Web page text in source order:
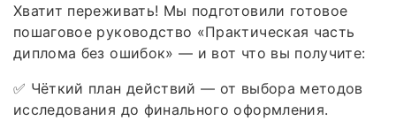
Хватит переживать! Мы подготовили готовое
пошаговое руководство «Практическая часть
диплома без ошибок» — и вот что вы получите:
✅ Чёткий план действий — от выбора методов
исследования до финального оформления.